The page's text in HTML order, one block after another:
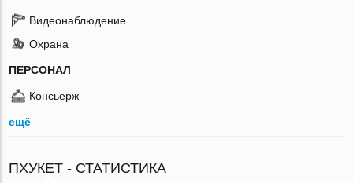
Видеонаблюдение
Охрана
ПЕРСОНАЛ
Консьерж
ещё
ПХУКЕТ - СТАТИСТИКА